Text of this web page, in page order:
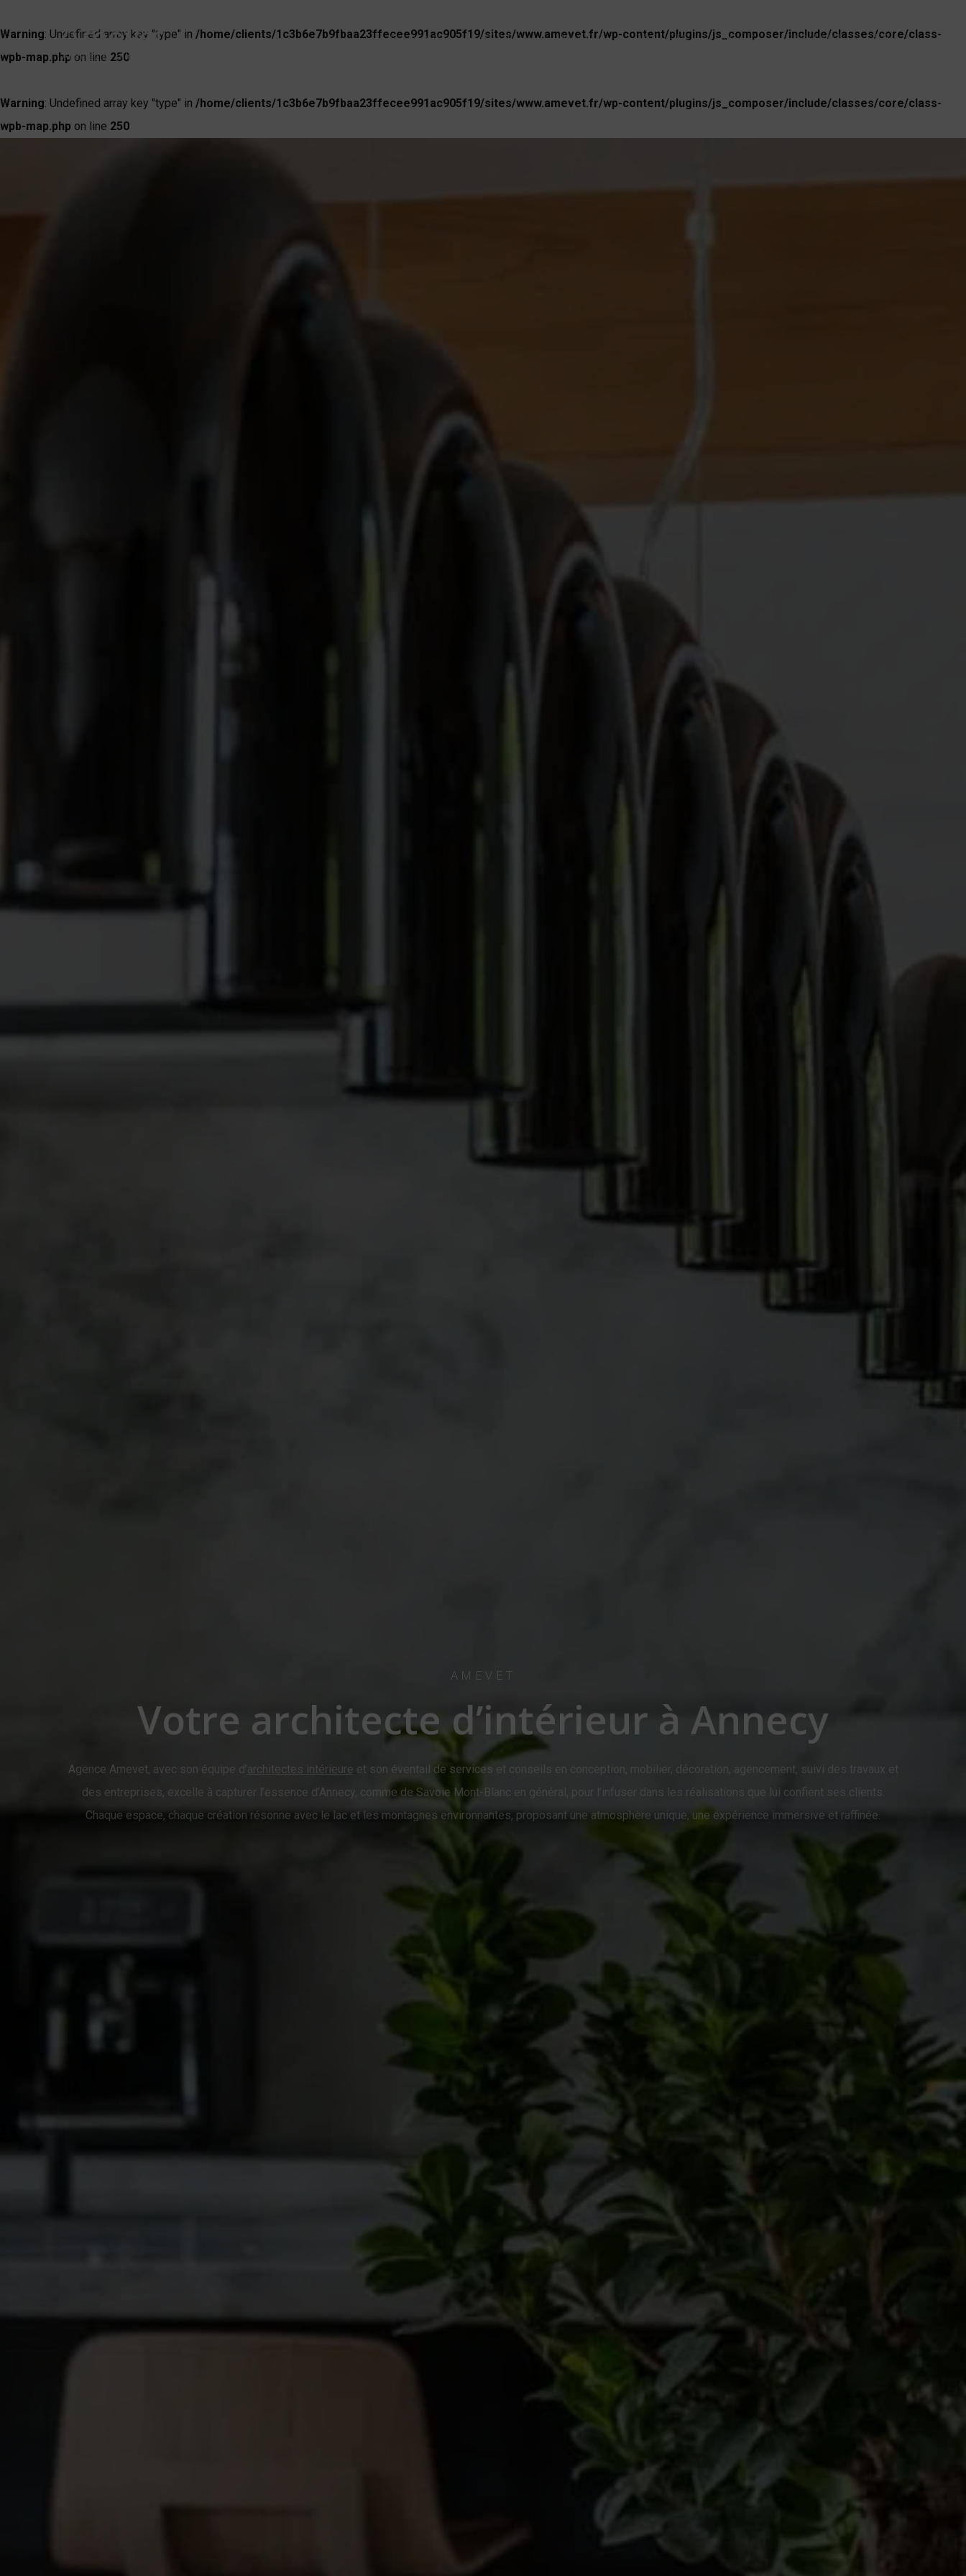
Warning: Undefined array key "type" in /home/clients/1c3b6e7b9fbaa23ffecee991ac905f19/sites/www.amevet.fr/wp-content/plugins/js_composer/include/classes/core/class-
wpb-map.php on line 250
Warning: Undefined array key "type" in /home/clients/1c3b6e7b9fbaa23ffecee991ac905f19/sites/www.amevet.fr/wp-content/plugins/js_composer/include/classes/core/class-
wpb-map.php on line 250
L’AGENCE MÉTIER UNIVERS PROJETS NEWS CONTACT FR
AMEVET
Votre architecte d’intérieur à Annecy
Agence Amevet, avec son équipe d’architectes intérieure et son éventail de services et conseils en conception, mobilier, décoration, agencement, suivi des travaux et
des entreprises, excelle à capturer l’essence d’Annecy, comme de Savoie Mont-Blanc en général, pour l’infuser dans les réalisations que lui confient ses clients.
Chaque espace, chaque création résonne avec le lac et les montagnes environnantes, proposant une atmosphère unique, une expérience immersive et raffinée.